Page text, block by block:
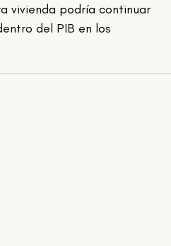
vivienda podría continuar
del PIB en los